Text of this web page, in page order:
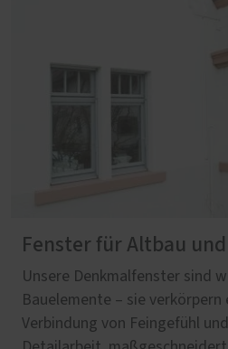
Fenster für Altbau
Unsere Denkmalfenster sind
Bauelemente – sie verkörpern
Verbindung von Feingefühl